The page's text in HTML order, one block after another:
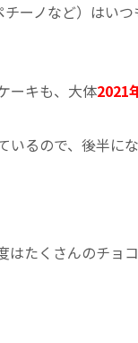
ーノなど）はい
ーキも、大体2021
いるので、後半に
はたくさんのチョ